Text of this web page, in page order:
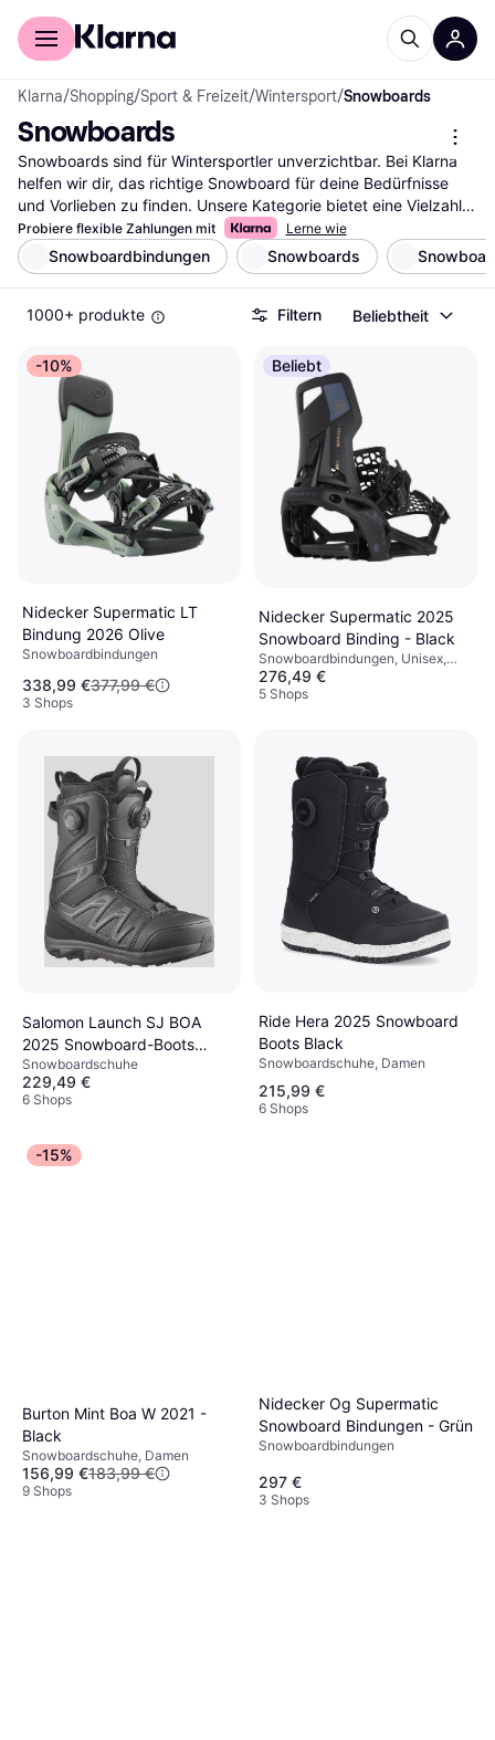
Für Shopper
Klarna/Shopping/Sport & Freizeit/Wintersport/Snowboards
Snowboards
Snowboards sind für Wintersportler unverzichtbar. Bei Klarna
helfen wir dir, das richtige Snowboard für deine Bedürfnisse
und Vorlieben zu finden. Unsere Kategorie bietet eine Vielzahl
von Snowboards, die du mit unseren praktischen Filtern
durchsuchen kannst. Egal ob du nach All-Mountain-, Freestyle-
oder Freeride-Boards suchst, unsere Filter leiten dich schnell
zum passenden Snowboard. Du kannst auch nach Marken,
Preisspannen oder Bewertungen filtern, um deine Auswahl
passt. Lies die Nutzerbewertungen, um mehr über die
Erfahrungen anderer zu erfahren und eine wohlüberlegte
Entscheidung zu treffen. Beginne deine Suche nach dem
idealen Snowboard und finde den perfekten Begleiter für deine
Abenteuer auf der Piste.
Mehr über snowboards »
Probiere flexible Zahlungen mit Lerne wie
Snowboardbindungen Snowboards
1000+ produkte Filtern Beliebtheit
-10%
Nidecker Supermatic LT
Bindung 2026 Olive
Snowboardbindungen
338,99 €377,99 €
3 Shops
Beliebt
Nidecker Supermatic 2025
Snowboard Binding - Black
Snowboardbindungen, Unisex,
Herren, Damen
276,49 €
5 Shops
Salomon Launch SJ BOA
2025 Snowboard-Boots
black black/black/black 30.5
Snowboardschuhe
229,49 €
6 Shops
Ride Hera 2025 Snowboard
Boots Black
Snowboardschuhe, Damen
215,99 €
6 Shops
-15%
Burton Mint Boa W 2021 -
Black
Snowboardschuhe, Damen
156,99 €183,99 €
9 Shops
Nidecker Og Supermatic
Snowboard Bindungen - Grün
Snowboardbindungen
297 €
3 Shops